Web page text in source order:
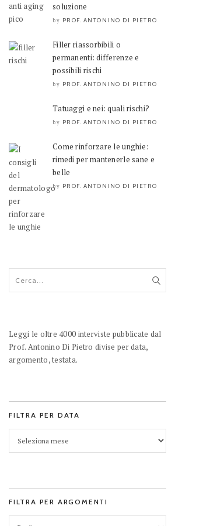
soluzione
by PROF. ANTONINO DI PIETRO
Filler riassorbibili o
permanenti: differenze e
possibili rischi
by PROF. ANTONINO DI PIETRO
Tatuaggi e nei: quali rischi?
by PROF. ANTONINO DI PIETRO
Come rinforzare le unghie:
rimedi per mantenerle sane e
belle
by PROF. ANTONINO DI PIETRO
Leggi le oltre 4000 interviste pubblicate dal
Prof. Antonino Di Pietro divise per data,
argomento, testata.
FILTRA PER DATA
FILTRA PER ARGOMENTI